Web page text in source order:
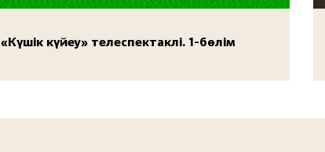
«Күшік күйеу» телеспектаклі. 1-бөлім